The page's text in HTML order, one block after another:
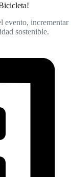
evento, incrementar
sostenible.